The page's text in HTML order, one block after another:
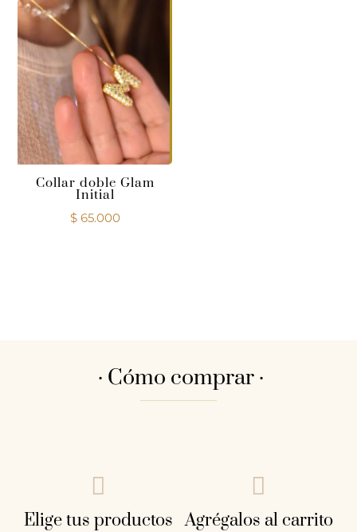
Collar doble Glam
Initial
$65.000
· Cómo comprar ·

Elige tus productos

Agrégalos al carrito